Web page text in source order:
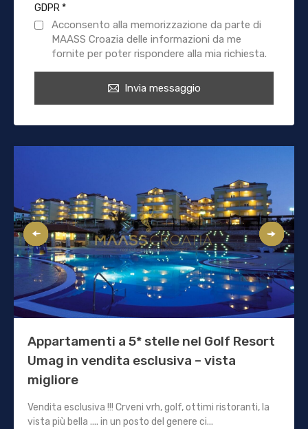
GDPR*
Acconsento alla memorizzazione da parte di
MAASS Croazia delle informazioni da me
fornite per poter rispondere alla mia richiesta.
Invia messaggio
Appartamenti a 5* stelle nel Golf Resort
Umag in vendita esclusiva – vista
migliore
Vendita esclusiva !!! Crveni vrh, golf, ottimi ristoranti, la
vista più bella .... in un posto del genere ci...